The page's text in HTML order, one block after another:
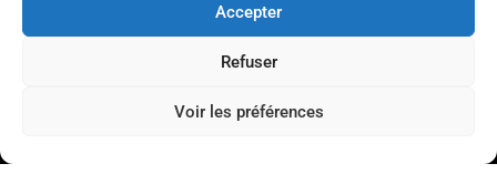
Accepter
Refuser
Voir les préférences